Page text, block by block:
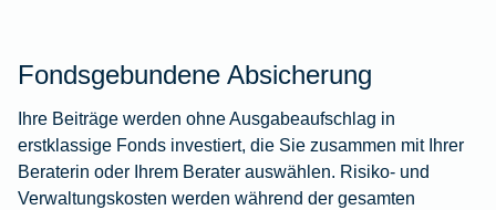
Fondsgebundene Absicherung
Ihre Beiträge werden ohne Ausgabeaufschlag in
erstklassige Fonds investiert, die Sie zusammen mit Ihrer
Beraterin oder Ihrem Berater auswählen. Risiko- und
Verwaltungskosten werden während der gesamten